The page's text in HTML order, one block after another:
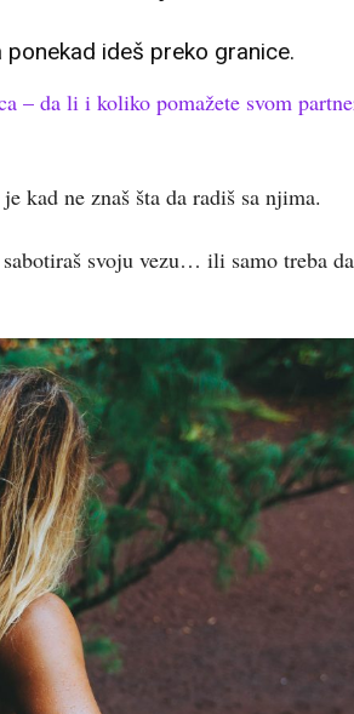
ponekad ideš preko granice.
– da li i koliko pomažete svom
kad ne znaš šta da radiš sa njima.
svoju vezu… ili samo treba da